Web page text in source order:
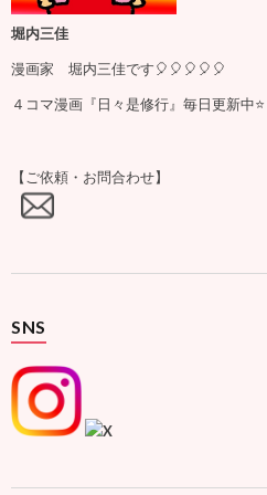
堀内三佳
漫画家 堀内三佳です🎈🎈🎈🎈🎈
４コマ漫画『日々是修行』毎日更新中⭐️
【ご依頼・お問合わせ】
SNS